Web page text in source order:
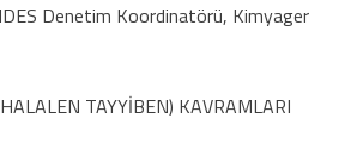
Denetim Koordinatörü, Kimyager
TAYYİBEN) KAVRAMLARI